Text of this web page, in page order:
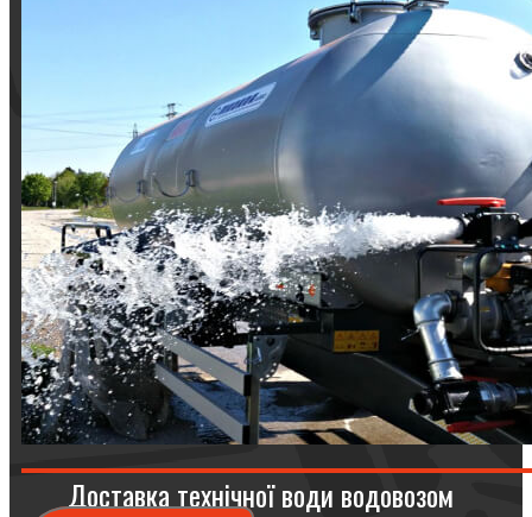
Доставка технічної води водовозом